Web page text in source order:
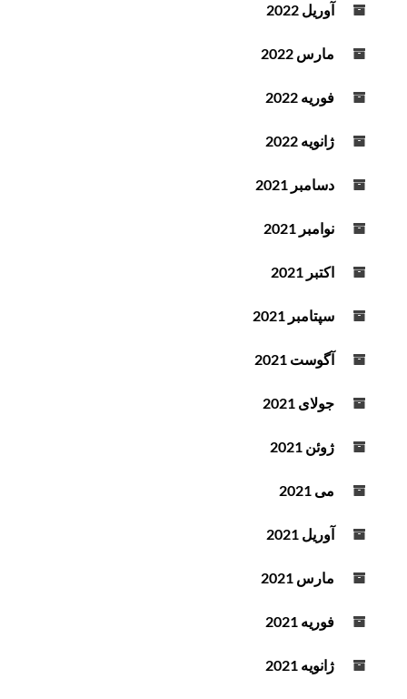
آوریل 2022
مارس 2022
فوریه 2022
ژانویه 2022
دسامبر 2021
نوامبر 2021
اکتبر 2021
سپتامبر 2021
آگوست 2021
جولای 2021
ژوئن 2021
می 2021
آوریل 2021
مارس 2021
فوریه 2021
ژانویه 2021